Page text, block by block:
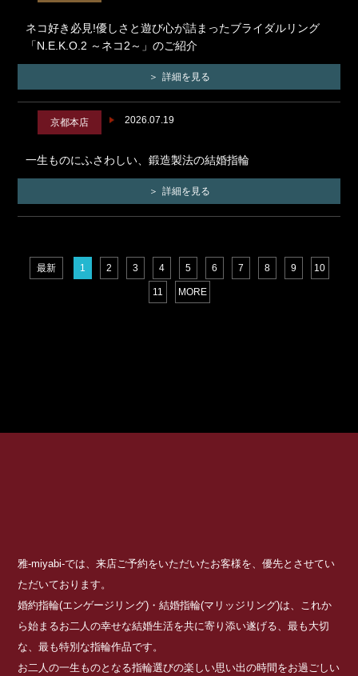
ネコ好き必見!優しさと遊び心が詰まったブライダルリング
「N.E.K.O.2 ～ネコ2～」のご紹介
詳細を見る
2026.07.19
京都本店
一生ものにふさわしい、鍛造製法の結婚指輪
詳細を見る
最新 1 2 3 4 5 6 7 8 9 10
11 MORE
雅-miyabi-では、来店ご予約をいただいたお客様を、優先とさせてい
ただいております。
婚約指輪(エンゲージリング)・結婚指輪(マリッジリング)は、これか
ら始まるお二人の幸せな結婚生活を共に寄り添い遂げる、最も大切
な、最も特別な指輪作品です。
お二人の一生ものとなる指輪選びの楽しい思い出の時間をお過ごしい